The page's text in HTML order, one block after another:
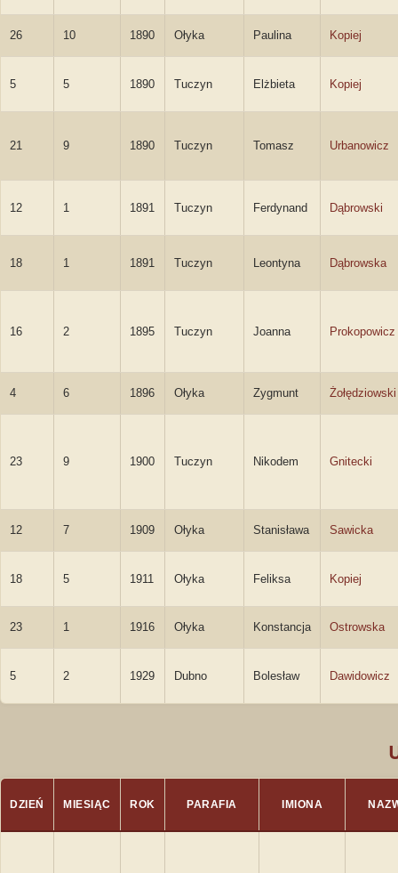
26 10 1890 Ołyka Paulina Kopiej
5 5 1890 Tuczyn Elżbieta Kopiej
21 9 1890 Tuczyn Tomasz Urbanowicz
12 1 1891 Tuczyn Ferdynand Dąbrowski
18 1 1891 Tuczyn Leontyna Dąbrowska
16 2 1895 Tuczyn Joanna Prokopowicz
4 6 1896 Ołyka Zygmunt Żołędziowski
23 9 1900 Tuczyn Nikodem Gnitecki
12 7 1909 Ołyka Stanisława Sawicka
18 5 1911 Ołyka Feliksa Kopiej
23 1 1916 Ołyka Konstancja Ostrowska
5 2 1929 Dubno Bolesław Dawidowicz
DZIEŃ MIESIĄC ROK PARAFIA IMIONA